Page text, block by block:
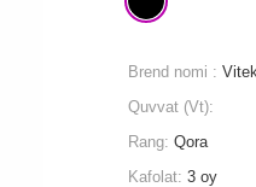
Brend nomi :
Quvvat (Vt):
Rang:Qora
Kafolat:3 oy